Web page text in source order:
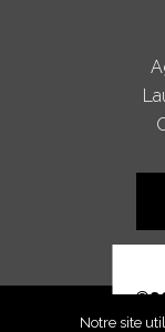
Notre site